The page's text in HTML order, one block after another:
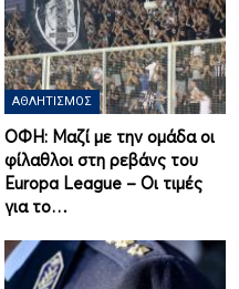
ΑΘΛΗΤΙΣΜΌΣ
ΟΦΗ: Μαζί με την ομάδα οι
φίλαθλοι στη ρεβάνς του
Europa League – Οι τιμές
για το…